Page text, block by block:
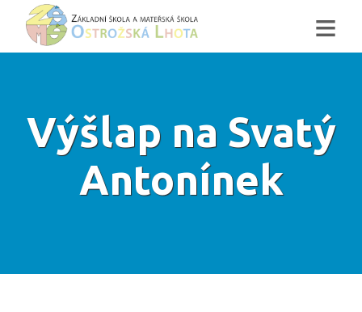
≡
Výšlap na Svatý
Antonínek